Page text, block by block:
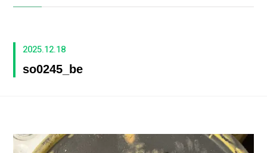
2025.12.18
so0245_be